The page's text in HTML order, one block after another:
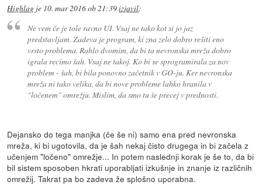
Highlag je 10. mar 2016 ob 21:39izjavil:
Ne vem če je tole ravno UI. Vsaj ne tako kot si jo jaz
predstavljam. Zadeva je program, ki zna zelo dobro rešiti eno
vrsto problema. Rahlo dvomim, da bi ta nevronska mreža dobro
igrala recimo šah. Vsaj ne takoj. Ko bi se sprogramirala za nov
problem - šah, bi bila ponovno začetnik v GO-ju. Ker nevronska
mreža ni tako velika, da bi nove probleme lahko hranila v
"ločenem" omrežju. Mislim, da smo tu še precej v prednosti.
Dejansko do tega manjka (če še ni) samo ena pred nevronska
mreža, ki bi ugotovila, da je šah nekaj čisto drugega in bi začela z
učenjem "ločeno" omrežje... In potem naslednji korak je še to, da bi
bil sistem sposoben hkrati uporabljati izkušnje in znanje iz različnih
omrežij. Takrat pa bo zadeva že splošno uporabna.